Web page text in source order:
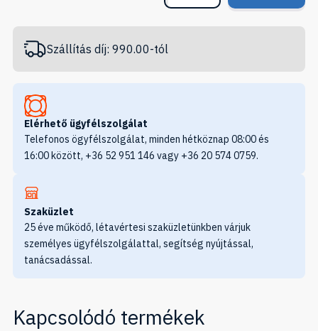
Szállítás díj: 990.00-tól
Elérhető ügyfélszolgálat
Telefonos ögyfélszolgálat, minden hétköznap 08:00 és
16:00 között, +36 52 951 146 vagy +36 20 574 0759.
Szaküzlet
25 éve működő, létavértesi szaküzletünkben várjuk
személyes ügyfélszolgálattal, segítség nyújtással,
tanácsadással.
Kapcsolódó termékek